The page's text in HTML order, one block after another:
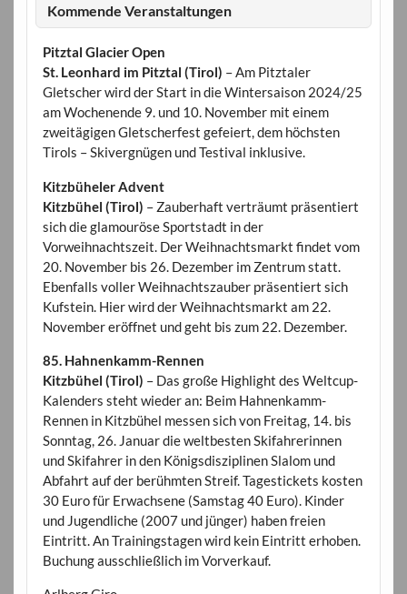
Kommende Veranstaltungen
Pitztal Glacier Open
St. Leonhard im Pitztal (Tirol) – Am Pitztaler
Gletscher wird der Start in die Wintersaison 2024/25
am Wochenende 9. und 10. November mit einem
zweitägigen Gletscherfest gefeiert, dem höchsten
Tirols – Skivergnügen und Testival inklusive.
Kitzbüheler Advent
Kitzbühel (Tirol) – Zauberhaft verträumt präsentiert
sich die glamouröse Sportstadt in der
Vorweihnachtszeit. Der Weihnachtsmarkt findet vom
20. November bis 26. Dezember im Zentrum statt.
Ebenfalls voller Weihnachtszauber präsentiert sich
Kufstein. Hier wird der Weihnachtsmarkt am 22.
November eröffnet und geht bis zum 22. Dezember.
85. Hahnenkamm-Rennen
Kitzbühel (Tirol) – Das große Highlight des Weltcup-
Kalenders steht wieder an: Beim Hahnenkamm-
Rennen in Kitzbühel messen sich von Freitag, 14. bis
Sonntag, 26. Januar die weltbesten Skifahrerinnen
und Skifahrer in den Königsdisziplinen Slalom und
Abfahrt auf der berühmten Streif. Tagestickets kosten
30 Euro für Erwachsene (Samstag 40 Euro). Kinder
und Jugendliche (2007 und jünger) haben freien
Eintritt. An Trainingstagen wird kein Eintritt erhoben.
Buchung ausschließlich im Vorverkauf.